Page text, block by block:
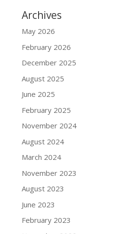
Archives
May 2026
February 2026
December 2025
August 2025
June 2025
February 2025
November 2024
August 2024
March 2024
November 2023
August 2023
June 2023
February 2023